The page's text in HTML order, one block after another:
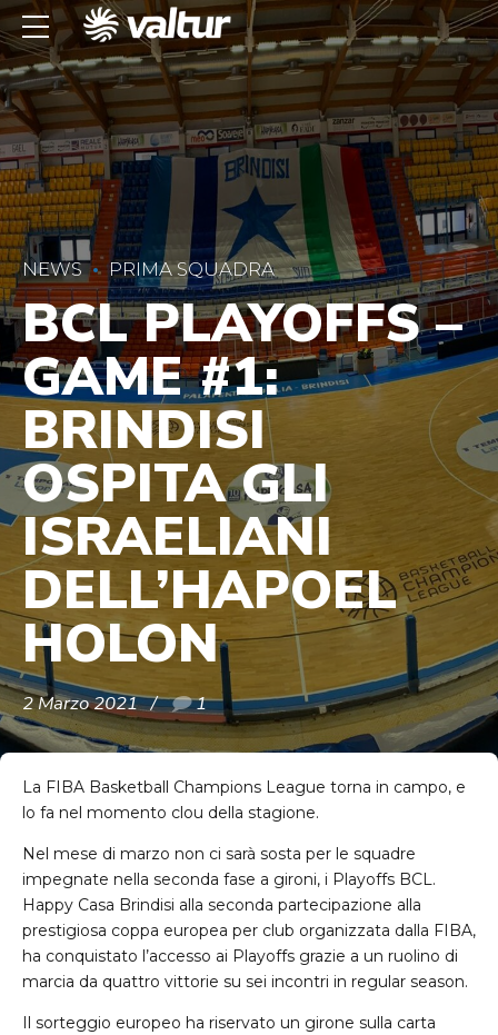
NEWS PRIMA SQUADRA
BCL PLAYOFFS –
GAME #1:
BRINDISI
OSPITA GLI
ISRAELIANI
DELL’HAPOEL
HOLON
2 Marzo 2021 1
La FIBA Basketball Champions League torna in campo, e
lo fa nel momento clou della stagione.
Nel mese di marzo non ci sarà sosta per le squadre
impegnate nella seconda fase a gironi, i Playoffs BCL.
Happy Casa Brindisi alla seconda partecipazione alla
prestigiosa coppa europea per club organizzata dalla FIBA,
ha conquistato l’accesso ai Playoffs grazie a un ruolino di
marcia da quattro vittorie su sei incontri in regular season.
Il sorteggio europeo ha riservato un girone sulla carta